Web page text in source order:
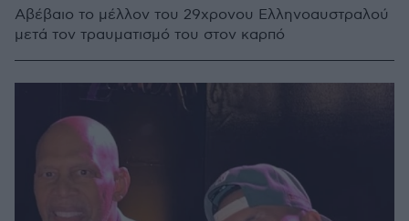
Αβέβαιο το μέλλον του 29χρονου Ελληνοαυστραλού
μετά τον τραυματισμό του στον καρπό